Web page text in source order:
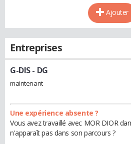
Ajouter
Entreprises
G-DIS- DG
maintenant
Une expérience absente ?
Vous avez travaillé avec MOR DIOR
n'apparaît pas dans son parcours ?